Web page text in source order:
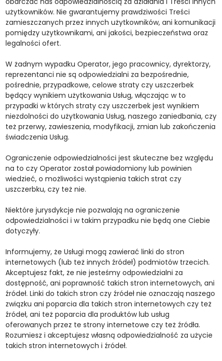
użytkowników. Nie gwarantujemy prawdziwości Treści
zamieszczanych przez innych użytkowników, ani komunikacji
pomiędzy użytkownikami, ani jakości, bezpieczeństwa oraz
legalności ofert.
W żadnym wypadku Operator, jego pracownicy, dyrektorzy,
reprezentanci nie są odpowiedzialni za bezpośrednie,
pośrednie, przypadkowe, celowe straty czy uszczerbek
będący wynikiem użytkowania Usług, włączając w to
przypadki w których straty czy uszczerbek jest wynikiem
niezdolności do użytkowania Usług, naszego zaniedbania, czy
też przerwy, zawieszenia, modyfikacji, zmian lub zakończenia
świadczenia Usług.
Ograniczenie odpowiedzialności jest skuteczne bez względu
na to czy Operator został powiadomiony lub powinien
wiedzieć, o możliwości wystąpienia takich strat czy
uszczerbku, czy też nie.
Niektóre jurysdykcje nie pozwalają na ograniczenie
odpowiedzialności i w takim przypadku nie będą one Ciebie
dotyczyły.
Informujemy, że Usługi mogą zawierać linki do stron
internetowych (lub też innych źródeł) podmiotów trzecich.
Akceptujesz fakt, że nie jesteśmy odpowiedzialni za
dostępność, ani poprawność takich stron internetowych, ani
źródeł. Linki do takich stron czy źródeł nie oznaczają naszego
związku ani poparcia dla takich stron internetowych czy też
źródeł, ani też poparcia dla produktów lub usług
oferowanych przez te strony internetowe czy też źródła.
Rozumiesz i akceptujesz własną odpowiedzialność za użycie
takich stron internetowych i źródeł.